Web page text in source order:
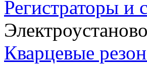
Регистраторы и
Кварцевые